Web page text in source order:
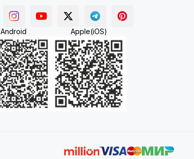
Android Apple(iOS)